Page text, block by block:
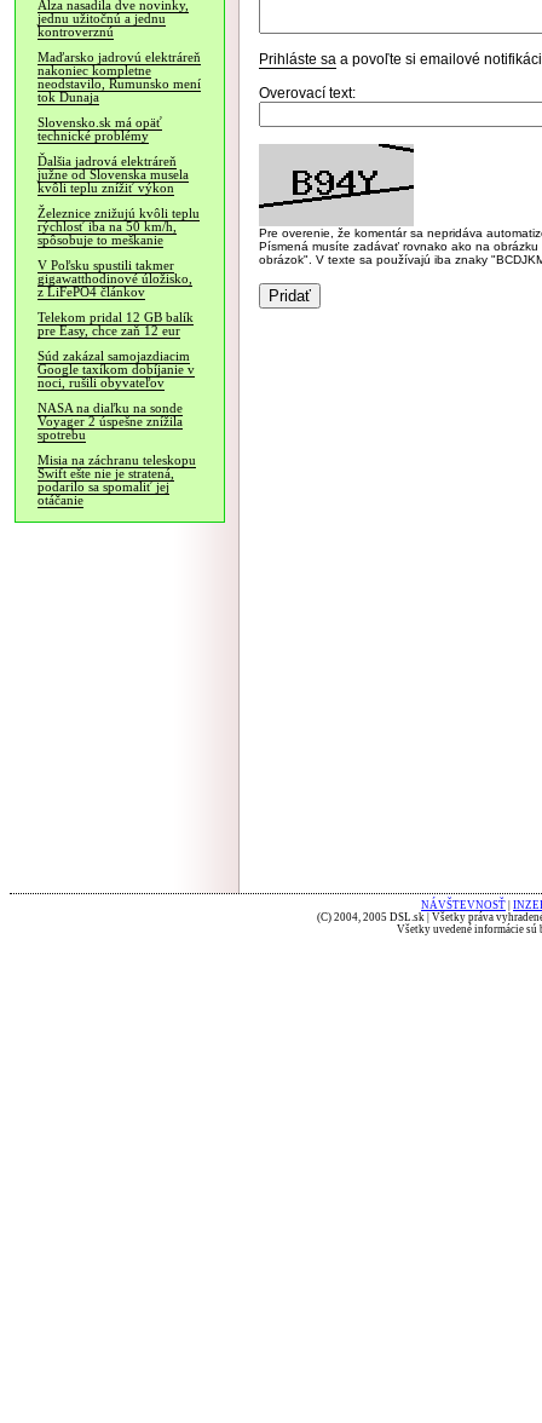
Alza nasadila dve novinky,
jednu užitočnú a jednu
kontroverznú
Maďarsko jadrovú elektráreň
nakoniec kompletne
neodstavilo, Rumunsko mení
tok Dunaja
Slovensko.sk má opäť
technické problémy
Ďalšia jadrová elektráreň
južne od Slovenska musela
kvôli teplu znížiť výkon
Železnice znižujú kvôli teplu
rýchlosť iba na 50 km/h,
spôsobuje to meškanie
V Poľsku spustili takmer
gigawatthodinové úložisko,
z LiFePO4 článkov
Telekom pridal 12 GB balík
pre Easy, chce zaň 12 eur
Súd zakázal samojazdiacim
Google taxíkom dobíjanie v
noci, rušili obyvateľov
NASA na diaľku na sonde
Voyager 2 úspešne znížila
spotrebu
Misia na záchranu teleskopu
Swift ešte nie je stratená,
podarilo sa spomaliť jej
otáčanie
Prihláste sa a povoľte si emailové
Overovací text:
Pre overenie, že komentár sa nepridáva
Písmená musíte zadávať rovnako ako na
obrázok". V texte sa používajú iba znaky
NÁVŠTEVNOSŤ
(C) 2004, 2005 DSL.sk | Všetky práva
Všetky uvedené informácie sú